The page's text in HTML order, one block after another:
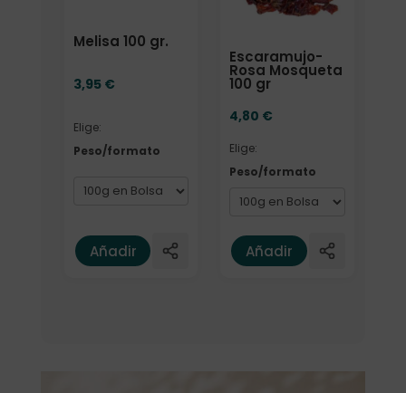
Melisa 100 gr.
3,95 €
Elige:
Peso/formato
Añadir
Escaramujo-
Rosa Mosqueta
100 gr
4,80 €
Elige:
Peso/formato
Añadir